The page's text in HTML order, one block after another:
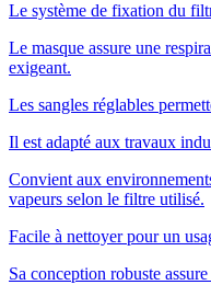
Le système de fixation du
Le masque assure une
exigeant.
Les sangles réglables
Il est adapté aux travaux
Convient aux
vapeurs selon le filtre utilisé.
Facile à nettoyer pour un
Sa conception robuste